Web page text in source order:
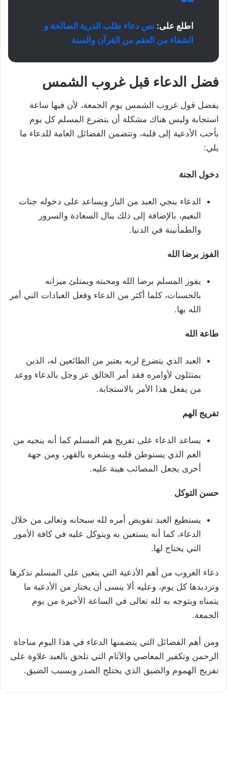
اطلع على: نص دعاء طلب الذرية الصالحة و
الشفاء من العقم من القرآن والسنة
فضل الدعاء قبل غروب الشمس
يفضل قول غروب الشمس يوم الجمعة، لأن فيها ساعة
استجابة وليس هناك مشكلة أن يتضرع المسلم كل يوم
بأحب الأدعية إلى قلبه، وتتضمن الفضائل العامة للدعاء ما
يلي:
دخول الجنة
الدعاء ينجي العبد من النار ويساعد على دخوله جنات
النعيم، بالإضافة إلى ذلك ينال السعادة والسرور
والطمأنينة في الدنيا.
الفوز برضا الله
يفوز المسلم برضا الله ومحبته ويمتلئ ميزانه
بالحسنات، كلما أكثر من الدعاء وفعل العبادات التي أمر
الله بها.
طاعة الله
العبد الذي يتضرع لربه يعتبر من الطائعين له، الذين
يمتثلون لأوامره فقد أمر الخالق عز وجل بالدعاء ووعد
من يفعل هذا الأمر بالاستجابة.
تفريج الهم
يساعد الدعاء على تفريج هم المسلم كما أنه ينجيه من
الغم الذي يستوطن قلبه ويشعره بالقهر، ومن جهة
أخرى يجعل المصائب هينة عليه.
حسن التوكل
يستطيع العبد تفويض أمره لله سبحانه وتعالى من خلال
الدعاء، كما أنه يستعين به ويتوكل عليه في كافة الأمور
التي يحتاج لها.
دعاء الغروب من أهم الأدعية التي يتعين على المسلم تذكرها
وترديدها كل يوم، وعليه ألا ينسى أن يختار من الأدعية ما
يتمناه ويتوجه به لله تعالى في الساعة الأخيرة من يوم
الجمعة.
ومن أهم الفضائل التي يتضمنها الدعاء في هذا اليوم مناجاة
الرحمن وتكفير المعاصي والآثام التي تلحق بالعبد علاوة على
تفريج الهموم والضيق الذي يختلج الصدر ويسبب الضيق.